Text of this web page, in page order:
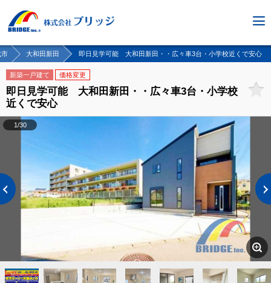
市 大和田新田 即日見学可能 大和田新田・・広々車3台・小学校近くで安心
新築一戸建て 価格変更
即日見学可能 大和田新田・・広々車3台・小学校
近くで安心
1/30